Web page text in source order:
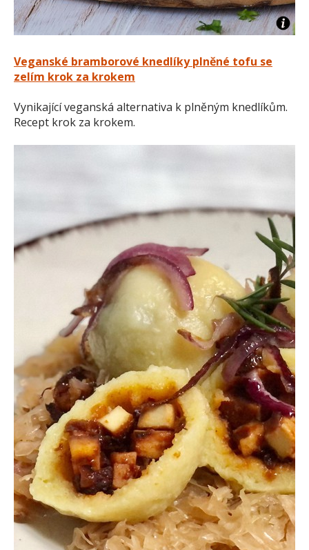
Veganské bramborové knedlíky plněné tofu se
zelím krok za krokem
Vynikající veganská alternativa k plněným knedlíkům.
Recept krok za krokem.